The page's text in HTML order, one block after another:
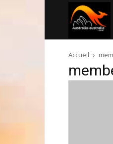
Accueil